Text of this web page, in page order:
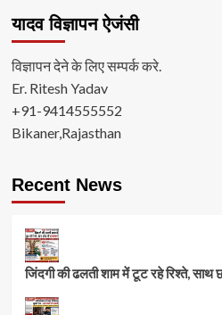
यादव विज्ञापन ऐजंसी
विज्ञापन देने के लिए सम्पर्क करे.
Er. Ritesh Yadav
+91-9414555552
Bikaner,Rajasthan
Recent News
जिंदगी की ढलती शाम में टूट रहे रिश्ते,